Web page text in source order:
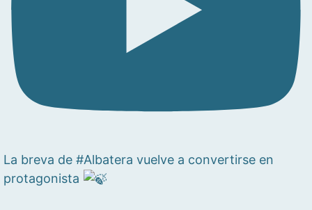
La breva de #Albatera vuelve a convertirse en
protagonista